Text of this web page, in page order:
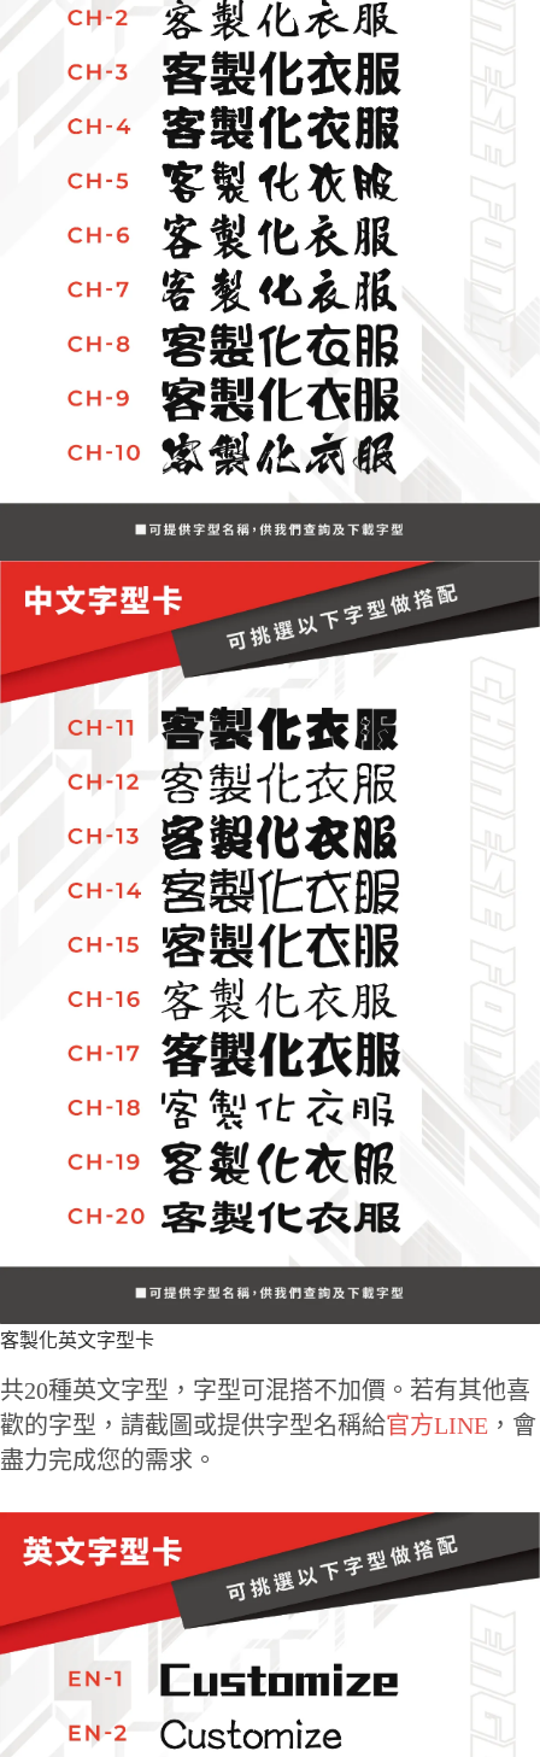
客製化英文字型卡
共20種英文字型，字型可混搭不加價。若有其他喜
歡的字型，請截圖或提供字型名稱給官方LINE ，會
盡力完成您的需求。